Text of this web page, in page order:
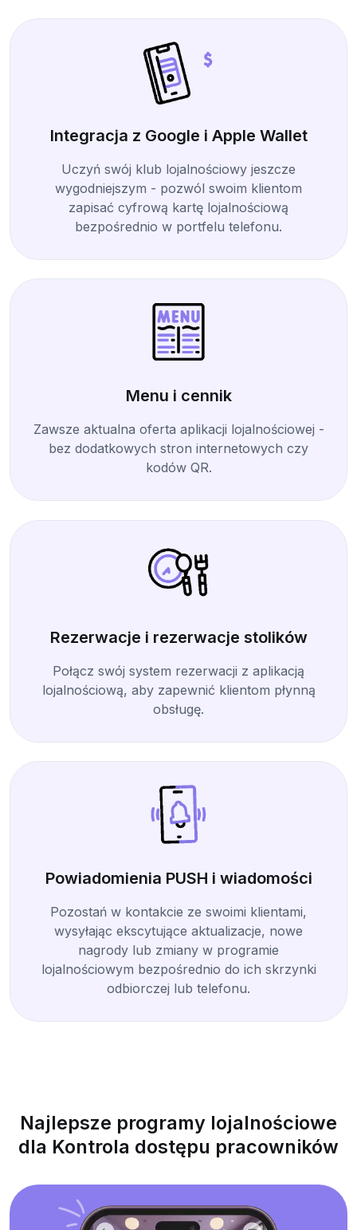
Integracja z Google i Apple Wallet
Uczyń swój klub lojalnościowy jeszcze
wygodniejszym - pozwól swoim klientom
zapisać cyfrową kartę lojalnościową
bezpośrednio w portfelu telefonu.
Menu i cennik
Zawsze aktualna oferta aplikacji lojalnościowej -
bez dodatkowych stron internetowych czy
kodów QR.
Rezerwacje i rezerwacje stolików
Połącz swój system rezerwacji z aplikacją
lojalnościową, aby zapewnić klientom płynną
obsługę.
Powiadomienia PUSH i wiadomości
Pozostań w kontakcie ze swoimi klientami,
wysyłając ekscytujące aktualizacje, nowe
nagrody lub zmiany w programie
lojalnościowym bezpośrednio do ich skrzynki
odbiorczej lub telefonu.
Najlepsze programy lojalnościowe
dla Kontrola dostępu pracowników